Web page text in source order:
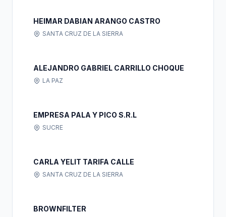
HEIMAR DABIAN ARANGO CASTRO
SANTA CRUZ DE LA SIERRA
ALEJANDRO GABRIEL CARRILLO CHOQUE
LA PAZ
EMPRESA PALA Y PICO S.R.L
SUCRE
CARLA YELIT TARIFA CALLE
SANTA CRUZ DE LA SIERRA
BROWNFILTER